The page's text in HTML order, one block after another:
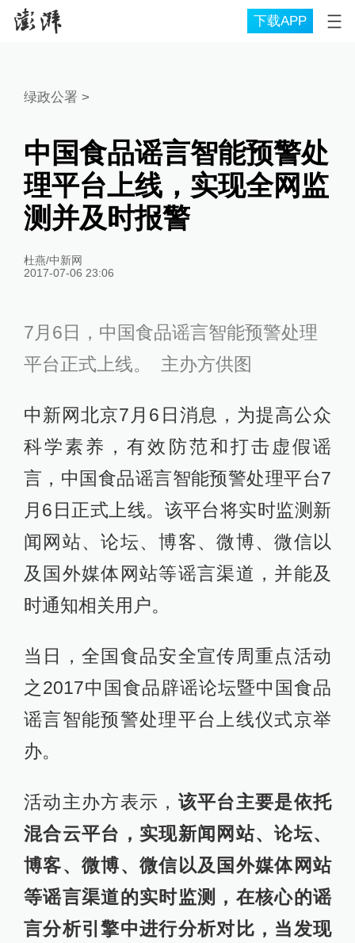
下载APP
绿政公署 >
中国食品谣言智能预警处
理平台上线，实现全网监
测并及时报警
杜燕/中新网
2017-07-06 23:06
7月6日，中国食品谣言智能预警处理
平台正式上线。 主办方供图
中新网北京7月6日消息，为提高公众
科学素养，有效防范和打击虚假谣
言，中国食品谣言智能预警处理平台7
月6日正式上线。该平台将实时监测新
闻网站、论坛、博客、微博、微信以
及国外媒体网站等谣言渠道，并能及
时通知相关用户。
当日，全国食品安全宣传周重点活动
之2017中国食品辟谣论坛暨中国食品
谣言智能预警处理平台上线仪式京举
办。
活动主办方表示， 该平台主要是依托
混合云平台，实现新闻网站、论坛、
博客、微博、微信以及国外媒体网站
等谣言渠道的实时监测，在核心的谣
言分析引擎中进行分析对比，当发现